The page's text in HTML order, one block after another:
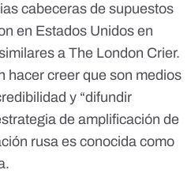
cabeceras de supuestos
en Estados Unidos en
a The London Crier.
hacer creer que son medios
y “difundir
de amplificación de
rusa es conocida como
.